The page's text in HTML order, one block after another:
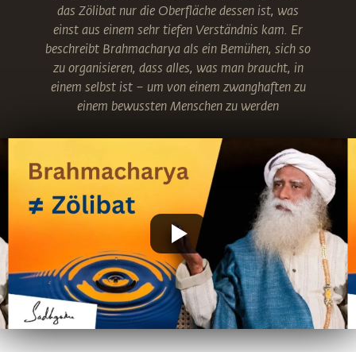
das Zölibat nur die Oberfläche dessen ist, was
einst aus einem sehr tiefen Verständnis kam. Er
beschreibt Brahmacharya als ein Bemühen, sich so
zu organisieren, dass alles, was man braucht, in
einem selbst ist – um von einem zwanghaften zu
einem bewussten Menschen zu werden